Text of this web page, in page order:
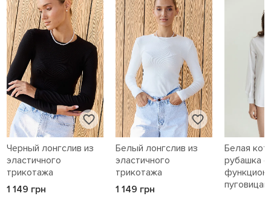
Черный лонгслив из
эластичного
трикотажа
1 149 грн
Белый лонгслив из
эластичного
трикотажа
1 149 грн
Белая
рубашка с